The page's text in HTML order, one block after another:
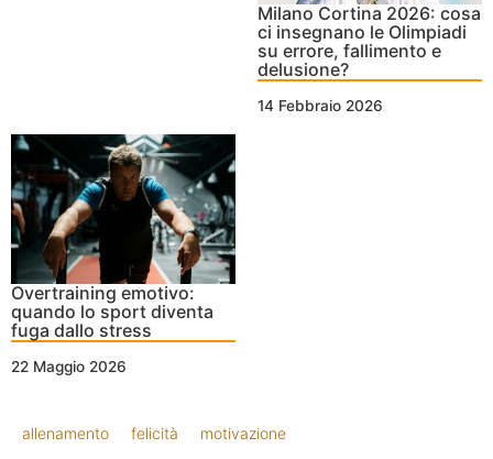
Milano Cortina 2026: cosa
ci insegnano le Olimpiadi
su errore, fallimento e
delusione?
14 Febbraio 2026
Overtraining emotivo:
quando lo sport diventa
fuga dallo stress
22 Maggio 2026
allenamento felicità motivazione